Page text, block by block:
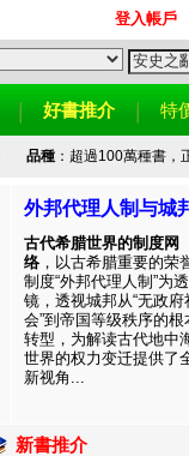
登入帳戶
好書推介 特
品種：超過100萬種書，
外邦代理人制与城
古代希腊世界的制度网
络 ，以古希腊重要的荣
制度“外邦代理人制”为透
镜，透视城邦从“无政府
会”到帝国等级秩序的根
转型，为解读古代地中
世界的权力变迁提供了
新视角...
新書推介